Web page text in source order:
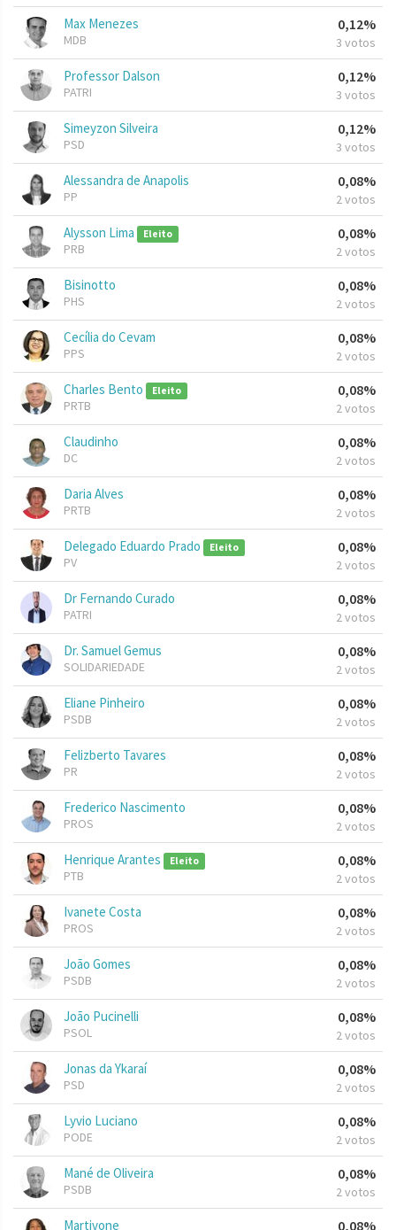
Max Menezes
MDB
0,12%
3 votos
Professor Dalson
PATRI
0,12%
3 votos
Simeyzon Silveira
PSD
0,12%
3 votos
Alessandra de Anapolis
PP
0,08%
2 votos
Alysson Lima Eleito
PRB
0,08%
2 votos
Bisinotto
PHS
0,08%
2 votos
Cecília do Cevam
PPS
0,08%
2 votos
Charles Bento Eleito
PRTB
0,08%
2 votos
Claudinho
DC
0,08%
2 votos
Daria Alves
PRTB
0,08%
2 votos
Delegado Eduardo Prado Eleito
PV
0,08%
2 votos
Dr Fernando Curado
PATRI
0,08%
2 votos
Dr. Samuel Gemus
SOLIDARIEDADE
0,08%
2 votos
Eliane Pinheiro
PSDB
0,08%
2 votos
Felizberto Tavares
PR
0,08%
2 votos
Frederico Nascimento
PROS
0,08%
2 votos
Henrique Arantes Eleito
PTB
0,08%
2 votos
Ivanete Costa
PROS
0,08%
2 votos
João Gomes
PSDB
0,08%
2 votos
João Pucinelli
PSOL
0,08%
2 votos
Jonas da Ykaraí
PSD
0,08%
2 votos
Lyvio Luciano
PODE
0,08%
2 votos
Mané de Oliveira
PSDB
0,08%
2 votos
Martivone 0,08%